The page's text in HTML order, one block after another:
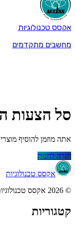
אקסס טכנולוגיות
מחשבים מתקדמים
סל הצעות
אתה מוזמן להוסיף
חזרה לחנות
אקסס טכנולוגיות
© 2026 אקסס טכנולוגיות. כל הזכויות שמורות.
קטגוריות